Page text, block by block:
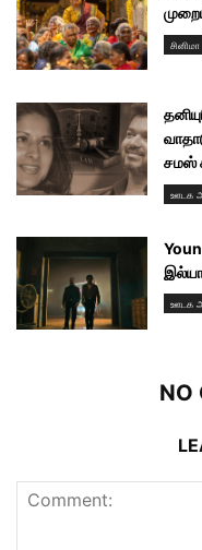
சினிமா
சமஸ்
ஊடக
ஊடக
NO